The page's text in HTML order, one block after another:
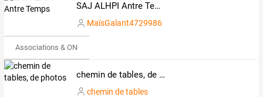
SAJ ALHPI Antre Temps
MaïsGalant4729986
Associations & ONG
chemin de tables, de photos
chemin de tables